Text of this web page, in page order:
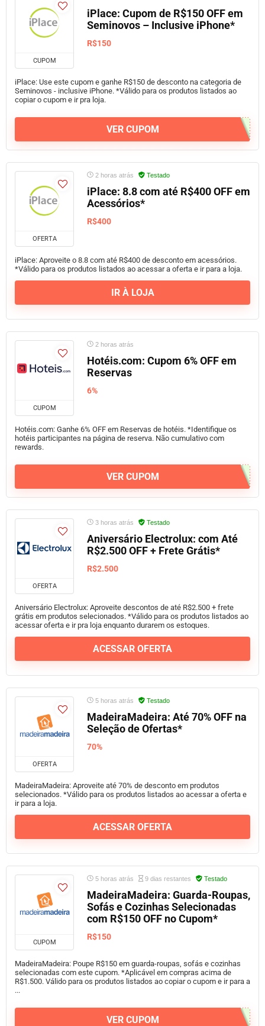
CUPOM
iPlace: Cupom de R$150 OFF em
Seminovos – Inclusive iPhone*
R$150
iPlace: Use este cupom e ganhe R$150 de desconto na categoria de
Seminovos - inclusive iPhone. *Válido para os produtos listados ao
copiar o cupom e ir pra loja.
VER CUPOM
OFERTA
2 horas atrás Testado
iPlace: 8.8 com até R$400 OFF em
Acessórios*
R$400
iPlace: Aproveite o 8.8 com até R$400 de desconto em acessórios.
*Válido para os produtos listados ao acessar a oferta e ir para a loja.
IR À LOJA
CUPOM
2 horas atrás
Hotéis.com: Cupom 6% OFF em
Reservas
6%
Hotéis.com: Ganhe 6% OFF em Reservas de hotéis. *Identifique os
hotéis participantes na página de reserva. Não cumulativo com
rewards.
VER CUPOM
OFERTA
3 horas atrás Testado
Aniversário Electrolux: com Até
R$2.500 OFF + Frete Grátis*
R$2.500
Aniversário Electrolux: Aproveite descontos de até R$2.500 + frete
grátis em produtos selecionados. *Válido para os produtos listados ao
acessar oferta e ir pra loja enquanto durarem os estoques.
ACESSAR OFERTA
OFERTA
5 horas atrás Testado
MadeiraMadeira: Até 70% OFF na
Seleção de Ofertas*
70%
MadeiraMadeira: Aproveite até 70% de desconto em produtos
selecionados. *Válido para os produtos listados ao acessar a oferta e
ir para a loja.
ACESSAR OFERTA
CUPOM
5 horas atrás 9 dias restantes Testado
MadeiraMadeira: Guarda-Roupas,
Sofás e Cozinhas Selecionadas
com R$150 OFF no Cupom*
R$150
MadeiraMadeira: Poupe R$150 em guarda-roupas, sofás e cozinhas
selecionadas com este cupom. *Aplicável em compras acima de
R$1.500. Válido para os produtos listados ao copiar o cupom e ir para a
...
VER CUPOM